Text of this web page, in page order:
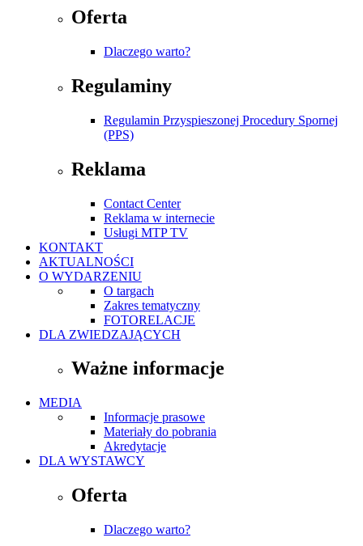
Oferta
Dlaczego warto?
Regulaminy
Regulamin Przyspieszonej Procedury Spornej
(PPS)
Reklama
Contact Center
Reklama w internecie
Usługi MTP TV
KONTAKT
AKTUALNOŚCI
O WYDARZENIU
O targach
Zakres tematyczny
FOTORELACJE
DLA ZWIEDZAJĄCYCH
Ważne informacje
MEDIA
Informacje prasowe
Materiały do pobrania
Akredytacje
DLA WYSTAWCY
Oferta
Dlaczego warto?